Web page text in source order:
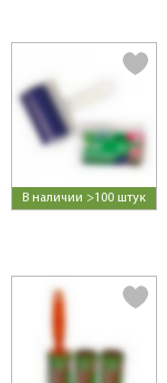
В наличии >100 штук